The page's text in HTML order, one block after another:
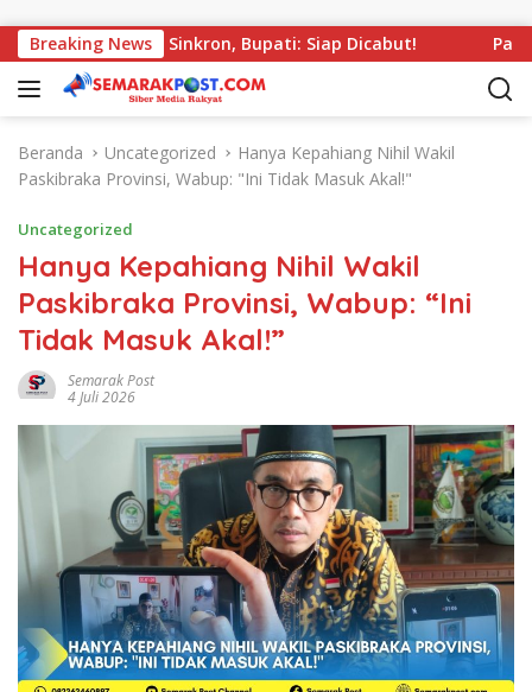
Breaking News
Tak Sinkron, Bupati: Siap Dicabut! Parkiran
Beranda Uncategorized
Hanya Kepahiang Nihil Wakil
Paskibraka Provinsi, Wabup: "Ini Tidak Masuk Akal!"
Uncategorized
Hanya Kepahiang Nihil Wakil
Paskibraka Provinsi, Wabup: “Ini
Tidak Masuk Akal!”
Semarak Post
4 Juli 2026